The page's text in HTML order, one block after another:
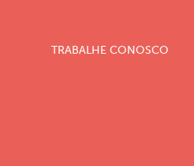
TRABALHE CONOSCO